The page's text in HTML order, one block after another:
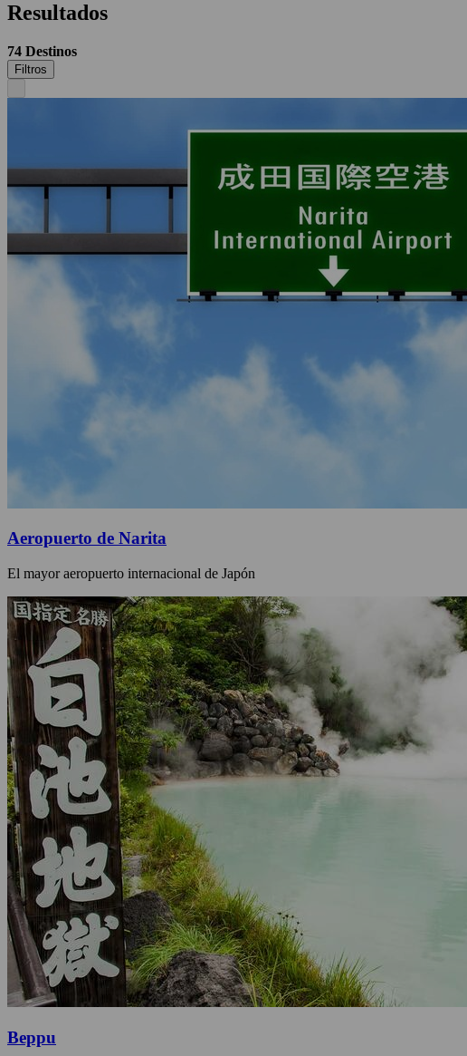
Resultados
74 Destinos
Filtros
Aeropuerto de Narita
El mayor aeropuerto internacional de Japón
Beppu